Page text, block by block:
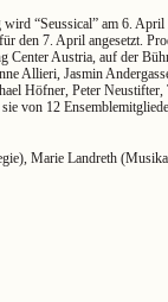
“Seussical” am 6.
den 7. April angesetzt.
Center Austria, auf der
Allieri, Jasmin
Höfner, Peter Neustifter,
von 12
Marie Landreth